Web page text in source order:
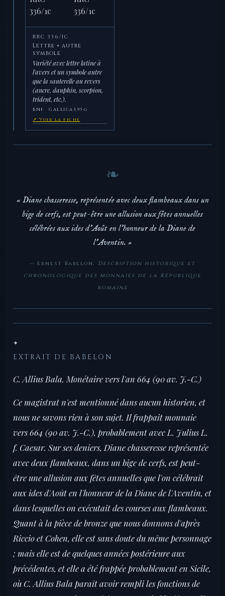
RRC 336/1C
Lettre + autre
symbole
Variété avec lettre latine à
l'avers et un symbole autre
que la sauterelle au revers
(ancre, dauphin, scorpion,
trident, etc.).
BNF · GALLICA 3,95 g
↗ Voir la fiche
« Diane chasseresse, représentée avec deux flambeaux dans un
bige de cerfs, est peut-être une allusion aux fêtes annuelles
célébrées aux ides d'Août en l'honneur de la Diane de
l'Aventin. »
— Ernest Babelon, Description historique et
chronologique des monnaies de la République
romaine
✦
EXTRAIT DE BABELON
C. Allius Bala. Monétaire vers l'an 664 (90 av. J.-C.)
Ce magistrat n'est mentionné dans aucun historien, et
nous ne savons rien à son sujet. Il frappait monnaie
vers 664 (90 av. J.-C.), probablement avec L. Julius L.
f. Caesar. Sur ses deniers, Diane chasseresse représentée
avec deux flambeaux, dans un bige de cerfs, est peut-
être une allusion aux fêtes annuelles que l'on célébrait
aux ides d'Août en l'honneur de la Diane de l'Aventin, et
dans lesquelles on exécutait des courses aux flambeaux.
Quant à la pièce de bronze que nous donnons d'après
Riccio et Cohen, elle est sans doute du même personnage
; mais elle est de quelques années postérieure aux
précédentes, et elle a été frappée probablement en Sicile,
où C. Allius Bala paraît avoir rempli les fonctions de